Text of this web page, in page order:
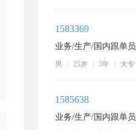
1583369
业务/生产/国内跟单员
男 25岁 3年 大专
1585638
业务/生产/国内跟单员